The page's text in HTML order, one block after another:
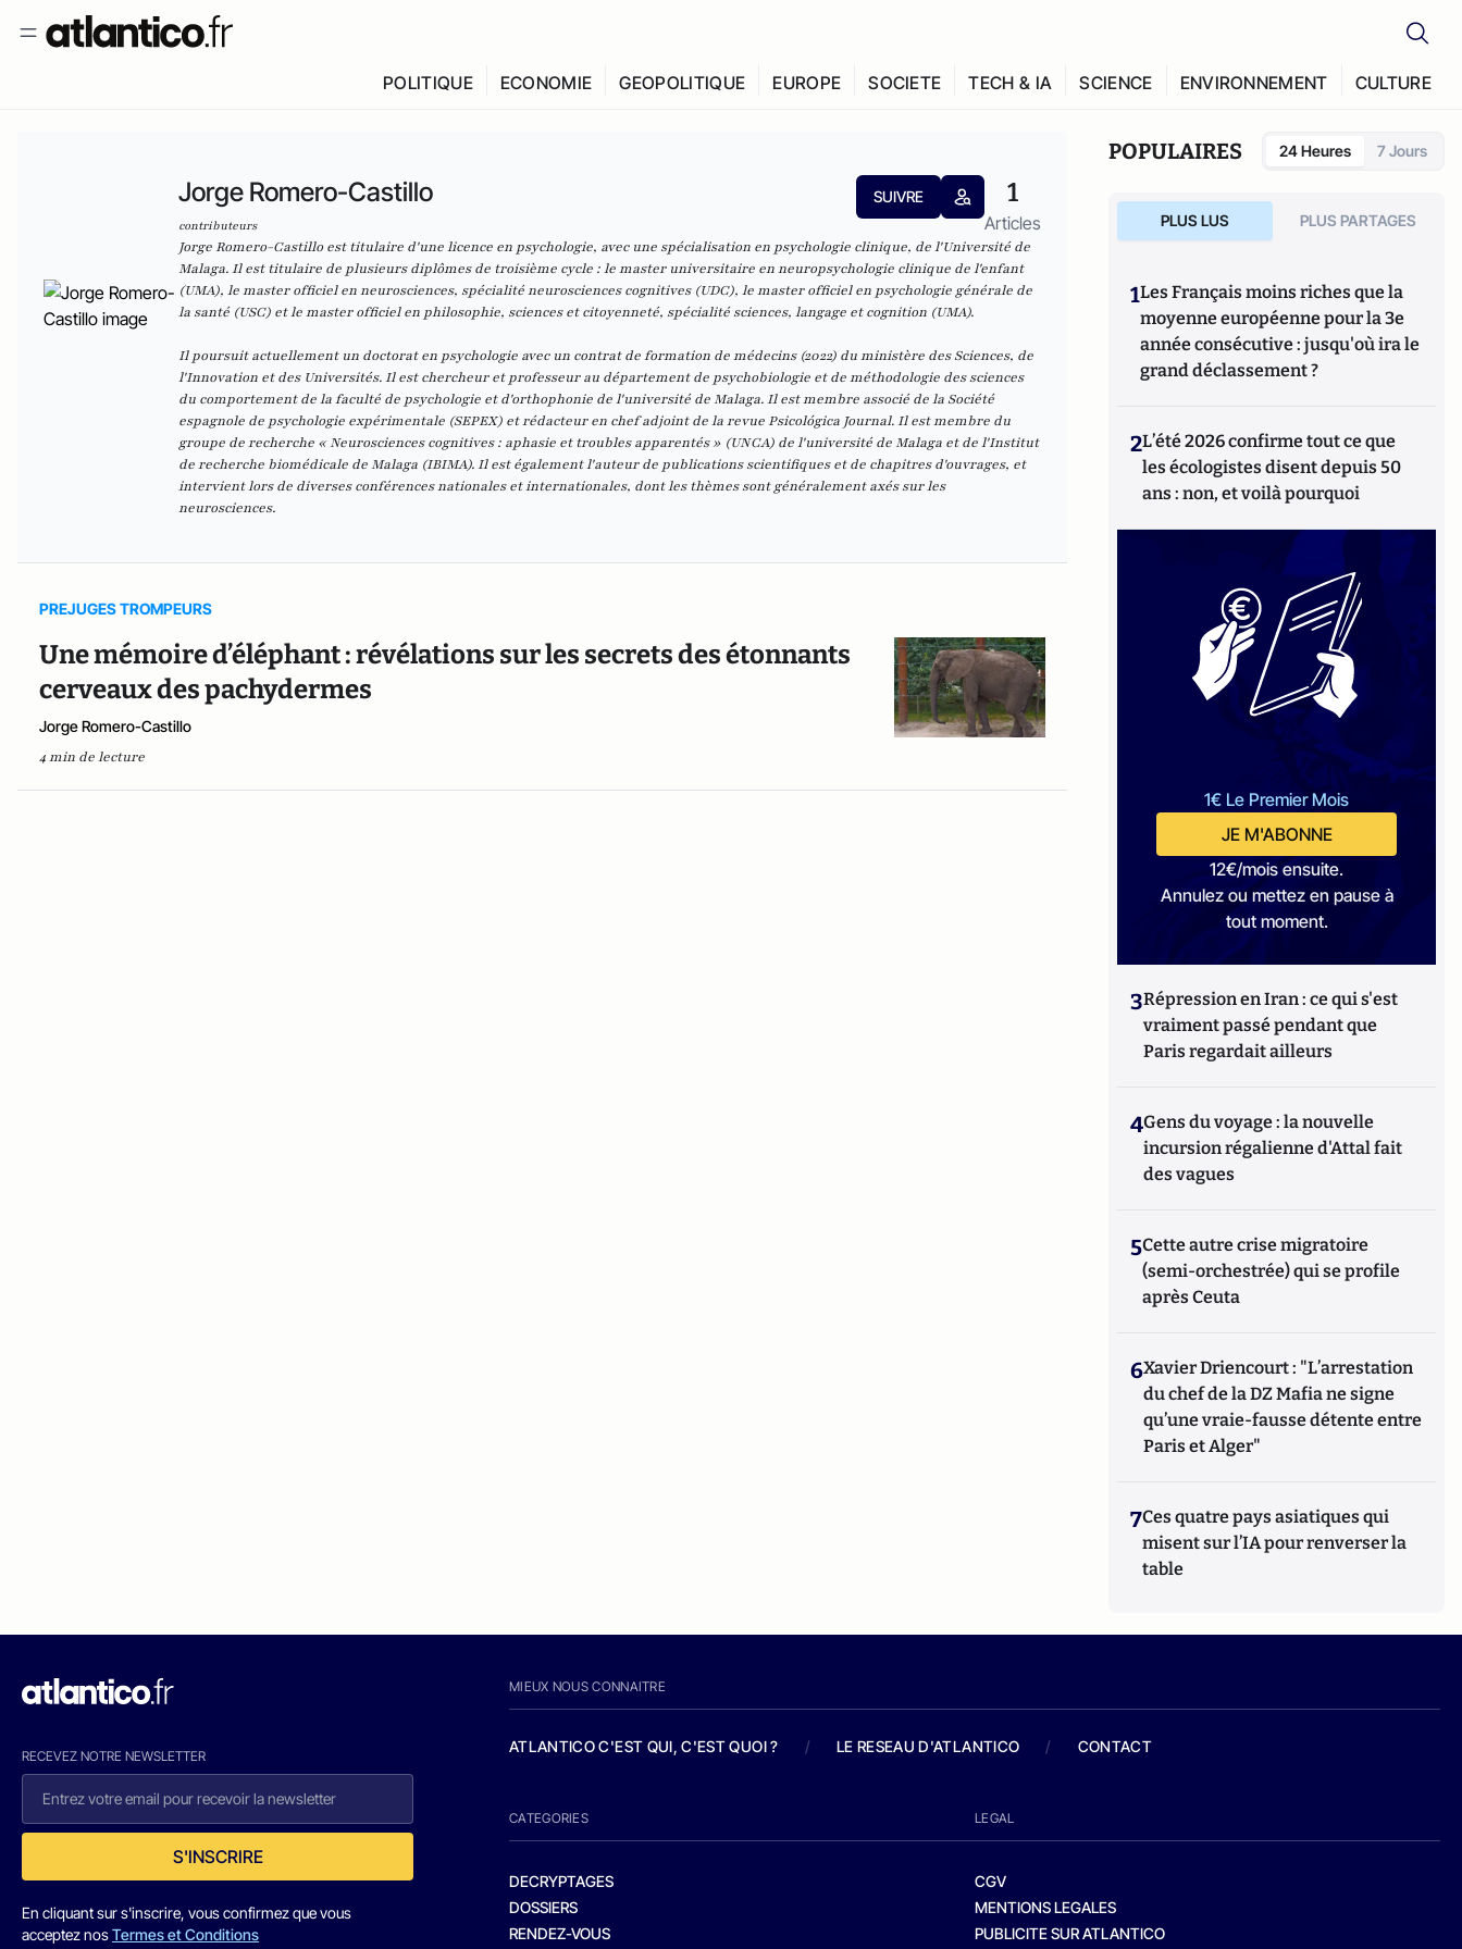
POLITIQUE ECONOMIE GEOPOLITIQUE EUROPE SOCIETE TECH & IA SCIENCE ENVIRONNEMENT CULTURE
Jorge Romero-Castillo
contributeurs
SUIVRE 1
Articles
Jorge Romero-Castillo est titulaire d'une licence en psychologie, avec une spécialisation en psychologie clinique, de l'Université de
Malaga. Il est titulaire de plusieurs diplômes de troisième cycle : le master universitaire en neuropsychologie clinique de l'enfant
(UMA), le master officiel en neurosciences, spécialité neurosciences cognitives (UDC), le master officiel en psychologie générale de
la santé (USC) et le master officiel en philosophie, sciences et citoyenneté, spécialité sciences, langage et cognition (UMA).
Il poursuit actuellement un doctorat en psychologie avec un contrat de formation de médecins (2022) du ministère des Sciences, de
l'Innovation et des Universités. Il est chercheur et professeur au département de psychobiologie et de méthodologie des sciences
du comportement de la faculté de psychologie et d'orthophonie de l'université de Malaga. Il est membre associé de la Société
espagnole de psychologie expérimentale (SEPEX) et rédacteur en chef adjoint de la revue Psicológica Journal. Il est membre du
groupe de recherche « Neurosciences cognitives : aphasie et troubles apparentés » (UNCA) de l'université de Malaga et de l'Institut
de recherche biomédicale de Malaga (IBIMA). Il est également l'auteur de publications scientifiques et de chapitres d'ouvrages, et
intervient lors de diverses conférences nationales et internationales, dont les thèmes sont généralement axés sur les
neurosciences.
PREJUGES TROMPEURS
Une mémoire d’éléphant : révélations sur les secrets des étonnants
cerveaux des pachydermes
Jorge Romero-Castillo
4 min de lecture
POPULAIRES 24 Heures 7 Jours
PLUS LUS PLUS PARTAGES
1Les Français moins riches que la
moyenne européenne pour la 3e
année consécutive : jusqu'où ira le
grand déclassement ?
2L’été 2026 confirme tout ce que
les écologistes disent depuis 50
ans : non, et voilà pourquoi
1€ Le Premier Mois
JE M'ABONNE
12€/mois ensuite.
Annulez ou mettez en pause à
tout moment.
3Répression en Iran : ce qui s'est
vraiment passé pendant que
Paris regardait ailleurs
4Gens du voyage : la nouvelle
incursion régalienne d'Attal fait
des vagues
5Cette autre crise migratoire
(semi-orchestrée) qui se profile
après Ceuta
6Xavier Driencourt : "L’arrestation
du chef de la DZ Mafia ne signe
qu’une vraie-fausse détente entre
Paris et Alger"
7Ces quatre pays asiatiques qui
misent sur l’IA pour renverser la
table
RECEVEZ NOTRE NEWSLETTER
S'INSCRIRE
En cliquant sur s'inscrire, vous confirmez que vous
acceptez nosTermes et Conditions
MIEUX NOUS CONNAITRE
ATLANTICO C'EST QUI, C'EST QUOI ? / LE RESEAU D'ATLANTICO / CONTACT
CATEGORIES
DECRYPTAGES
DOSSIERS
RENDEZ-VOUS
LEGAL
CGV
MENTIONS LEGALES
PUBLICITE SUR ATLANTICO